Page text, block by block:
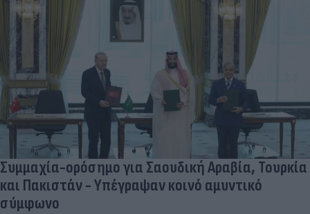
Συμμαχία-ορόσημο για Σαουδική Αραβία, Τουρκία
και Πακιστάν - Υπέγραψαν κοινό αμυντικό
σύμφωνο